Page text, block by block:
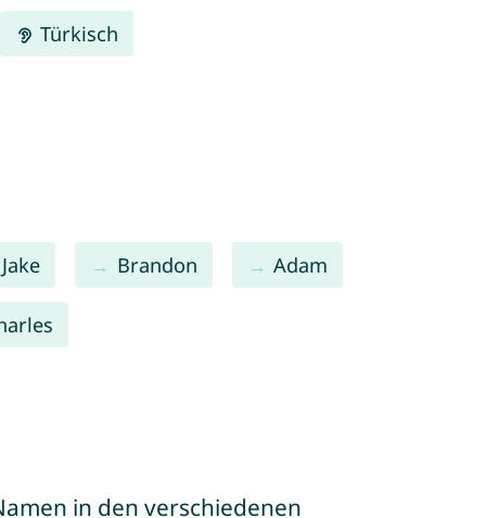
Türkisch
Jake Brandon Adam
in den verschiedenen